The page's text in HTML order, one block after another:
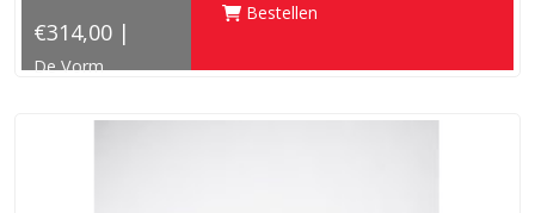
€314,00 |
De Vorm
Bestellen